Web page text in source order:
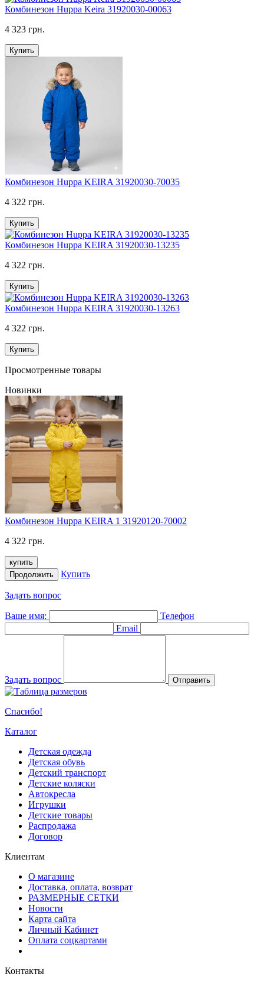
Комбинезон Huppa Keira 31920030-00063
4 323 грн.
Купить
Комбинезон Huppa KEIRA 31920030-70035
4 322 грн.
Купить
Комбинезон Huppa KEIRA 31920030-13235
4 322 грн.
Купить
Комбинезон Huppa KEIRA 31920030-13263
4 322 грн.
Купить
Просмотренные товары
Новинки
Комбинезон Huppa KEIRA 1 31920120-70002
4 322 грн.
купить
Продолжить
Купить
Задать вопрос
Ваше имя:
Телефон
Email
Задать вопрос Отправить
Спасибо!
Каталог
Детская одежда
Детская обувь
Детский транспорт
Детские коляски
Автокресла
Игрушки
Детские товары
Распродажа
Договор
Клиентам
О магазине
Доставка, оплата, возврат
РАЗМЕРНЫЕ СЕТКИ
Новости
Карта сайта
Личный Кабинет
Оплата соцкартами
Контакты